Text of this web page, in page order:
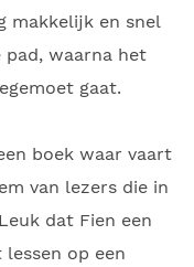
makkelijk en snel
waarna het
gaat.
boek waar vaart
van lezers die in
dat Fien een
op een